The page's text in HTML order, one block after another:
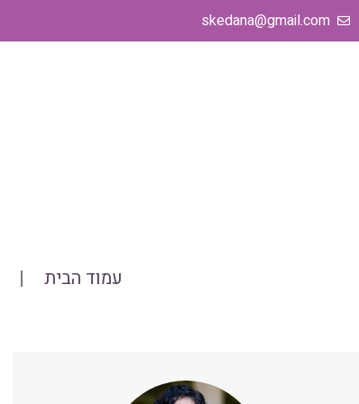
דילוג skedana@gmail.com
עמוד הבית